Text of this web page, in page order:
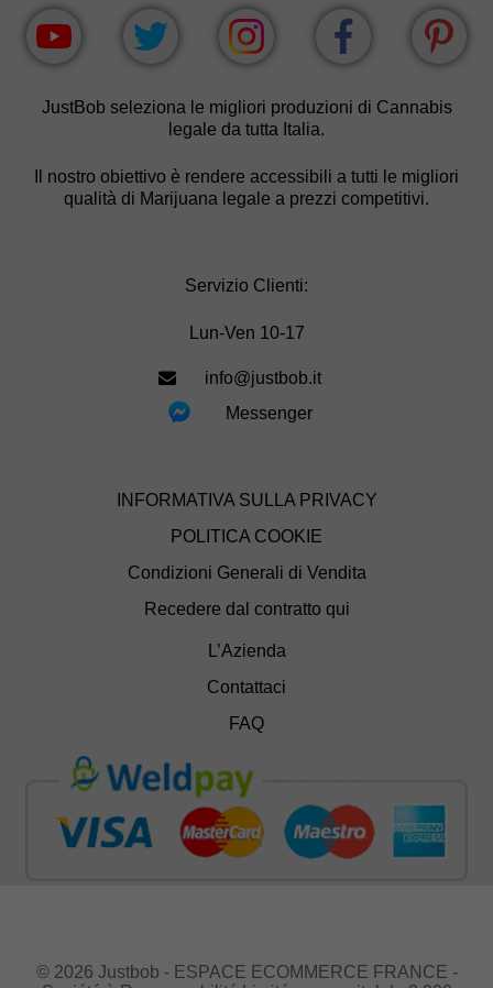
JustBob seleziona le migliori produzioni di Cannabis
legale da tutta Italia.
Il nostro obiettivo è rendere accessibili a tutti le migliori
qualità di Marijuana legale a prezzi competitivi.
Servizio Clienti:
Lun-Ven 10-17
info@justbob.it
Messenger
INFORMATIVA SULLA PRIVACY
POLITICA COOKIE
Condizioni Generali di Vendita
Recedere dal contratto qui
L’Azienda
Contattaci
FAQ
© 2026 Justbob - ESPACE ECOMMERCE FRANCE -